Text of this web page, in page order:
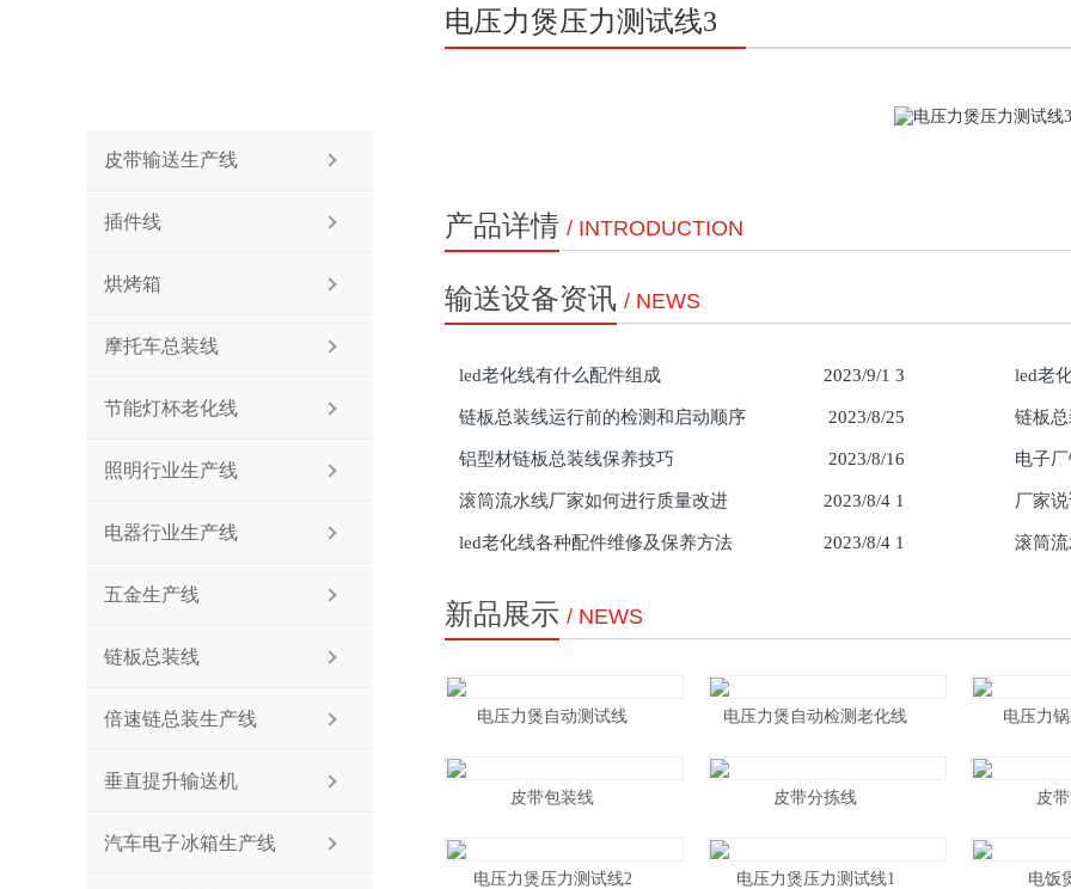
皮带输送生产线
插件线
烘烤箱
摩托车总装线
节能灯杯老化线
照明行业生产线
电器行业生产线
五金生产线
链板总装线
倍速链总装生产线
垂直提升输送机
汽车电子冰箱生产线
电压力煲压力测试线3
产品详情 / INTRODUCTION
输送设备资讯 / NEWS
2023/9/1 3
led老化线有什么配件组成 led老
2023/8/25
链板总装线运行前的检测和启动顺序 链板
2023/8/16
铝型材链板总装线保养技巧 电子
2023/8/4 1
滚筒流水线厂家如何进行质量改进 厂家
2023/8/4 1
led老化线各种配件维修及保养方法 滚筒
新品展示 / NEWS
电压力煲自动测试线 电压力煲自动检测老化线 电压力
皮带包装线 皮带分拣线 皮
电压力煲压力测试线2 电压力煲压力测试线1 电饭